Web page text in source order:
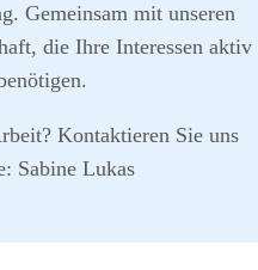
Gemeinsam mit unseren
die Ihre Interessen aktiv
Kontaktieren Sie uns
Sabine Lukas